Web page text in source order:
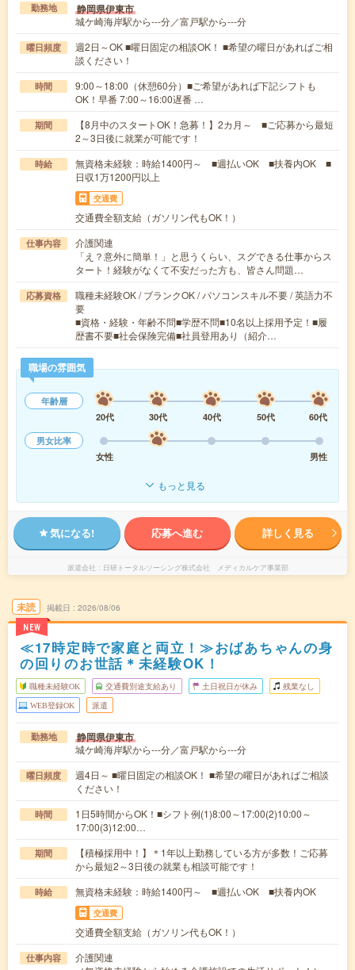
勤務地 静岡県伊東市
城ケ崎海岸駅から---分／富戸駅から---分
曜日頻度
週2日～OK ■曜日固定の相談OK！ ■希望の曜日があればご相
談ください！
時間
9:00～18:00（休憩60分）■ご希望があれば下記シフトも
OK！早番 7:00～16:00遅番 …
期間
【8月中のスタートOK！急募！】2カ月～ ■ご応募から最短
2～3日後に就業が可能です！
時給
無資格未経験：時給1400円～ ■週払いOK ■扶養内OK ■
日収1万1200円以上
交通費
交通費全額支給（ガソリン代もOK！）
仕事内容
介護関連
「え？意外に簡単！」と思うくらい、スグできる仕事からス
タート！経験がなくて不安だった方も、皆さん問題…
応募資格
職種未経験OK / ブランクOK / パソコンスキル不要 / 英語力不
要
■資格・経験・年齢不問■学歴不問■10名以上採用予定！■履
歴書不要■社会保険完備■社員登用あり（紹介…
職場の雰囲気
年齢層
20代
30代 40代 50代
60代
男女比率
女性
男性
もっと見る
気になる! 応募へ進む 詳しく見る
派遣会社 日研トータルソーシング株式会社 メディカルケア事業部
未読
NEW
掲載日 2026/08/06
≪17時定時で家庭と両立！≫おばあちゃんの身
の回りのお世話＊未経験OK！
職種未経験OK 交通費別途支給あり 土日祝日が休み 残業なし
WEB登録OK 派遣
勤務地 静岡県伊東市
城ケ崎海岸駅から---分／富戸駅から---分
曜日頻度
週4日～ ■曜日固定の相談OK！ ■希望の曜日があればご相談
ください！
時間
1日5時間からOK！■シフト例(1)8:00～17:00(2)10:00～
17:00(3)12:00…
期間
【積極採用中！】＊1年以上勤務している方が多数！ご応募
から最短2～3日後の就業も相談可能です！
時給 無資格未経験：時給1400円～ ■週払いOK ■扶養内OK
交通費
交通費全額支給（ガソリン代もOK！）
仕事内容
介護関連